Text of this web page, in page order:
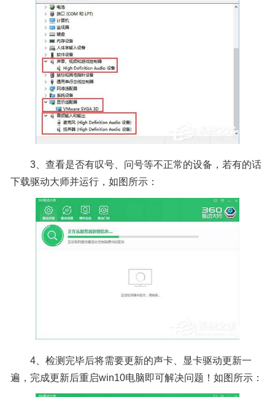
3、查看是否有叹号、问号等不正常的设备，若有的话
下载驱动大师并运行，如图所示：
4、检测完毕后将需要更新的声卡、显卡驱动更新一
遍，完成更新后重启win10电脑即可解决问题！如图所示：